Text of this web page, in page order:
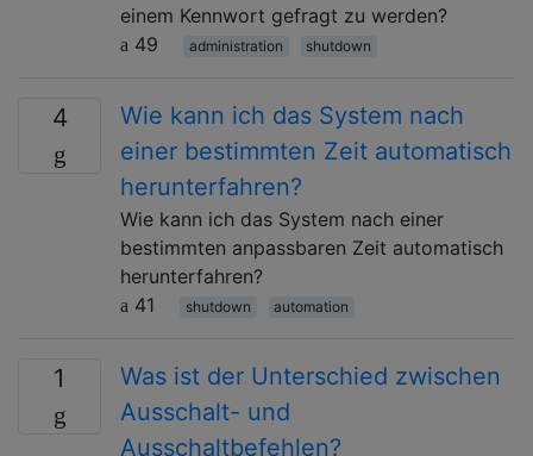
einem Kennwort gefragt zu werden?
49
administration shutdown
4
Wie kann ich das System nach
einer bestimmten Zeit automatisch
herunterfahren?
Wie kann ich das System nach einer
bestimmten anpassbaren Zeit automatisch
herunterfahren?
41
shutdown automation
1
Was ist der Unterschied zwischen
Ausschalt- und
Ausschaltbefehlen?